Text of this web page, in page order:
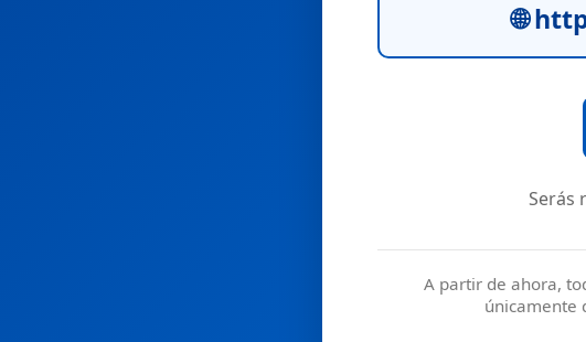
🌐
Serás
A partir de ahora,
únicamente